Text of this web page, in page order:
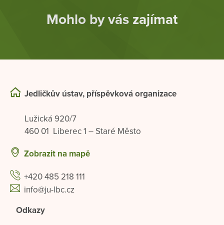
Mohlo by vás zajímat
Jedličkův ústav, příspěvková organizace
Lužická 920/7
460 01 Liberec 1 – Staré Město
Zobrazit na mapě
+420 485 218 111
info@ju-lbc.cz
Odkazy